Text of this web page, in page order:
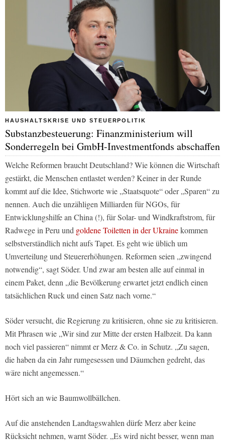
HAUSHALTSKRISE UND STEUERPOLITIK
Substanzbesteuerung: Finanzministerium will
Sonderregeln bei GmbH-Investmentfonds abschaffen
Welche Reformen braucht Deutschland? Wie können die Wirtschaft
gestärkt, die Menschen entlastet werden? Keiner in der Runde
kommt auf die Idee, Stichworte wie „Staatsquote“ oder „Sparen“ zu
nennen. Auch die unzähligen Milliarden für NGOs, für
Entwicklungshilfe an China (!), für Solar- und Windkraftstrom, für
Radwege in Peru und goldene Toiletten in der Ukrainekommen
selbstverständlich nicht aufs Tapet. Es geht wie üblich um
Umverteilung und Steuererhöhungen. Reformen seien „zwingend
notwendig“, sagt Söder. Und zwar am besten alle auf einmal in
einem Paket, denn „die Bevölkerung erwartet jetzt endlich einen
tatsächlichen Ruck und einen Satz nach vorne.“
Söder versucht, die Regierung zu kritisieren, ohne sie zu kritisieren.
Mit Phrasen wie „Wir sind zur Mitte der ersten Halbzeit. Da kann
noch viel passieren“ nimmt er Merz & Co. in Schutz. „Zu sagen,
die haben da ein Jahr rumgesessen und Däumchen gedreht, das
wäre nicht angemessen.“
Hört sich an wie Baumwollbällchen.
Auf die anstehenden Landtagswahlen dürfe Merz aber keine
Rücksicht nehmen, warnt Söder. „Es wird nicht besser, wenn man